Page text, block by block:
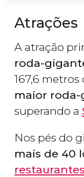
Atrações
A atração
roda-
167,6
maior
superando a
Nos pés do
mais de 40
restaurantes